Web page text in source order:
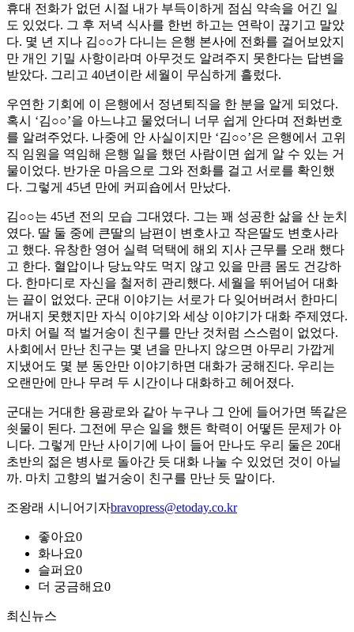
휴대 전화가 없던 시절 내가 부득이하게 점심 약속을 어긴 일
도 있었다. 그 후 저녁 식사를 한번 하고는 연락이 끊기고 말았
다. 몇 년 지나 김○○가 다니는 은행 본사에 전화를 걸어보았지
만 개인 기밀 사항이라며 아무것도 알려주지 못한다는 답변을
받았다. 그리고 40년이란 세월이 무심하게 흘렀다.
우연한 기회에 이 은행에서 정년퇴직을 한 분을 알게 되었다.
혹시 ‘김○○’을 아느냐고 물었더니 너무 쉽게 안다며 전화번호
를 알려주었다. 나중에 안 사실이지만 ‘김○○’은 은행에서 고위
직 임원을 역임해 은행 일을 했던 사람이면 쉽게 알 수 있는 거
물이었다. 반가운 마음으로 그와 전화를 걸고 서로를 확인했
다. 그렇게 45년 만에 커피숍에서 만났다.
김○○는 45년 전의 모습 그대였다. 그는 꽤 성공한 삶을 산 눈치
였다. 딸 둘 중에 큰딸의 남편이 변호사고 작은딸도 변호사라
고 했다. 유창한 영어 실력 덕택에 해외 지사 근무를 오래 했다
고 한다. 혈압이나 당뇨약도 먹지 않고 있을 만큼 몸도 건강하
다. 한마디로 자신을 철저히 관리했다. 세월을 뛰어넘어 대화
는 끝이 없었다. 군대 이야기는 서로가 다 잊어버려서 한마디
꺼내지 못했지만 자식 이야기와 세상 이야기가 대화 주제였다.
마치 어릴 적 벌거숭이 친구를 만난 것처럼 스스럼이 없었다.
사회에서 만난 친구는 몇 년을 만나지 않으면 아무리 가깝게
지냈어도 몇 분 동안만 이야기하면 대화가 궁해진다. 우리는
오랜만에 만나 무려 두 시간이나 대화하고 헤어졌다.
군대는 거대한 용광로와 같아 누구나 그 안에 들어가면 똑같은
쇳물이 된다. 그전에 무슨 일을 했든 학력이 어떻든 문제가 아
니다. 그렇게 만난 사이기에 나이 들어 만나도 우리 둘은 20대
초반의 젊은 병사로 돌아간 듯 대화 나눌 수 있었던 것이 아닐
까. 마치 고향의 벌거숭이 친구를 만난 듯 말이다.
조왕래 시니어기자bravopress@etoday.co.kr
좋아요0
화나요0
슬퍼요0
더 궁금해요0
최신뉴스